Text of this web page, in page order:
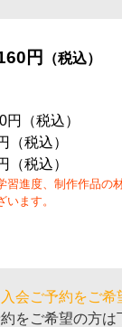
円 （税込）
（税込）
（税込）
（税込）
習進度、制作作品の
ます。
会ご予約をご希
をご希望の方は